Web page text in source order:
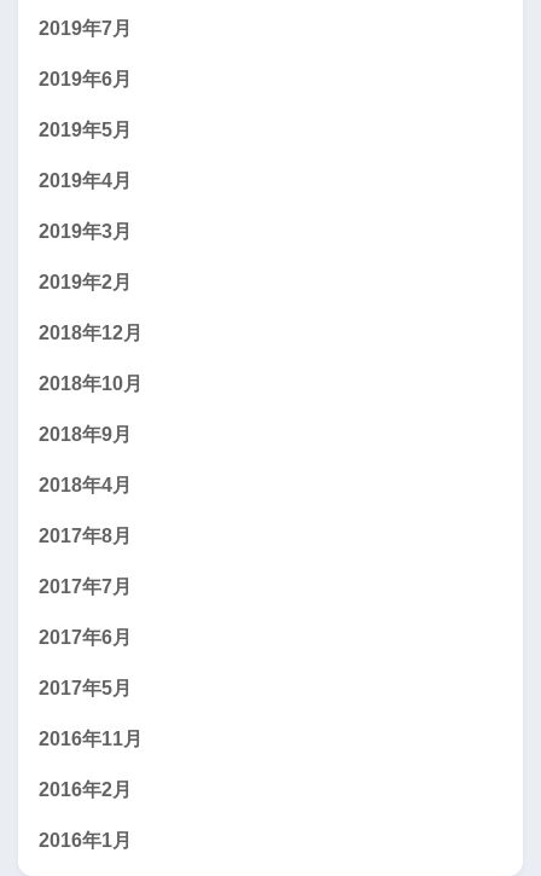
2019年7月
2019年6月
2019年5月
2019年4月
2019年3月
2019年2月
2018年12月
2018年10月
2018年9月
2018年4月
2017年8月
2017年7月
2017年6月
2017年5月
2016年11月
2016年2月
2016年1月